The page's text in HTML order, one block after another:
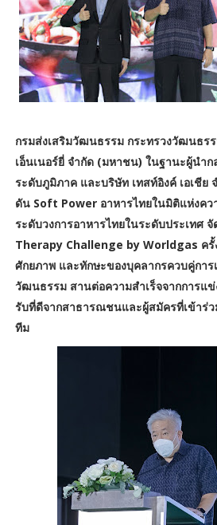
กรมส่งเสริมวัฒนธรรม กระทรวงวัฒนธร
เอ็นเนอร์ยี่ จำกัด (มหาชน) ในฐานะผู้นำ
ระดับภูมิภาค และบริษัท เทสท์อิงค์ เอเชีย
ดัน Soft Power อาหารไทยในมิติแห่งคว
ระดับวงการอาหารไทยในระดับประเทศ
Therapy Challenge by Worldgas ครั้
ศักยภาพ และทักษะของบุคลากรควบคู่กา
วัฒนธรรม สานต่อความสำเร็จจากการแ
รับที่ดีจากสาธารณชนและผู้สมัครที่เข้าร่
ทีม